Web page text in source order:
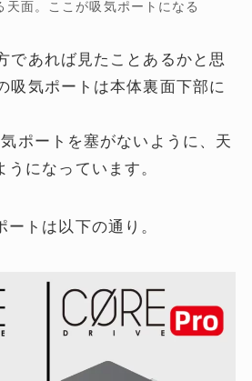
天面。ここが吸気ポートになる
であれば見たことあるかと思
吸気ポートは本体裏面下部に
ポートを塞がないように、天
になっています。
ートは以下の通り。